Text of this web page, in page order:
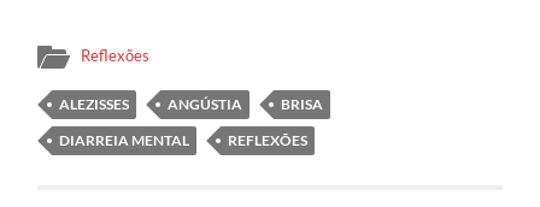
Reflexões
ALEZISSES ANGÚSTIA
BRISA
DIARREIA MENTAL
REFLEXÕES